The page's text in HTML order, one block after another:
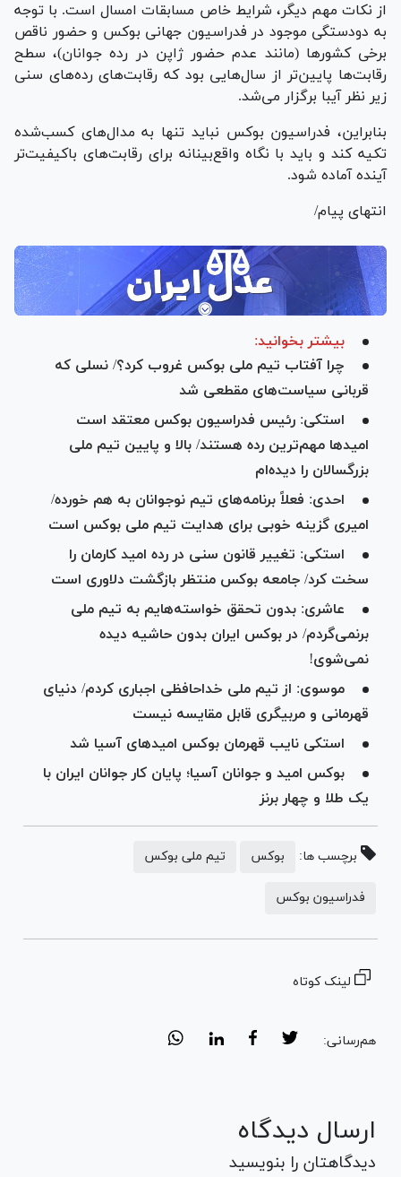
از نکات مهم دیگر، شرایط خاص مسابقات امسال است. با توجه
به دودستگی موجود در فدراسیون جهانی بوکس و حضور ناقص
برخی کشور‌ها (مانند عدم حضور ژاپن در رده جوانان)، سطح
رقابت‌ها پایین‌تر از سال‌هایی بود که رقابت‌های رده‌های سنی
زیر نظر آیبا برگزار می‌شد.
بنابراین، فدراسیون بوکس نباید تنها به مدال‌های کسب‌شده
تکیه کند و باید با نگاه واقع‌بینانه برای رقابت‌های باکیفیت‌تر
آینده آماده شود.
انتهای پیام/
بیشتر بخوانید:
چرا آفتاب تیم ملی بوکس غروب کرد؟/ نسلی که
قربانی سیاست‌های مقطعی شد
استکی: رئیس فدراسیون بوکس معتقد است
امید‌ها مهم‌ترین رده هستند/ بالا و پایین تیم ملی
بزرگسالان را دیده‌ام
احدی: فعلاً برنامه‌های تیم نوجوانان به هم خورده/
امیری گزینه خوبی برای هدایت تیم ملی بوکس است
استکی: تغییر قانون سنی در رده امید کارمان را
سخت کرد/ جامعه بوکس منتظر بازگشت دلاوری است
عاشری: بدون تحقق خواسته‌هایم به تیم ملی
برنمی‌گردم/ در بوکس ایران بدون حاشیه دیده
نمی‌شوی!
موسوی: از تیم ملی خداحافظی اجباری کردم/ دنیای
قهرمانی و مربیگری قابل مقایسه نیست
استکی نایب قهرمان بوکس امید‌های آسیا شد
بوکس امید و جوانان آسیا؛ پایان کار جوانان ایران با
یک طلا و چهار برنز
برچسب ها: بوکس تیم ملی بوکس
فدراسیون بوکس
لینک کوتاه
هم‌رسانی:
ارسال دیدگاه
دیدگاهتان را بنویسید